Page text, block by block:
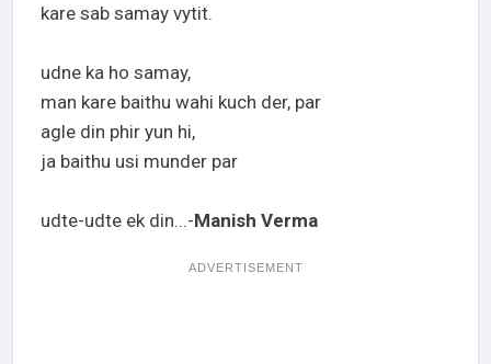
kare sab samay vytit.
udne ka ho samay,
man kare baithu wahi kuch der, par
agle din phir yun hi,
ja baithu usi munder par
udte-udte ek din...-Manish Verma
ADVERTISEMENT